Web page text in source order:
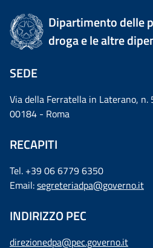
Dipartimento delle
droga e le altre
SEDE
Via della Ferratella in Laterano, n.
00184 - Roma
RECAPITI
Tel. +39 06 6779 6350
Email:segreteriadpa@governo.it
INDIRIZZO PEC
direzionedpa@pec.governo.it